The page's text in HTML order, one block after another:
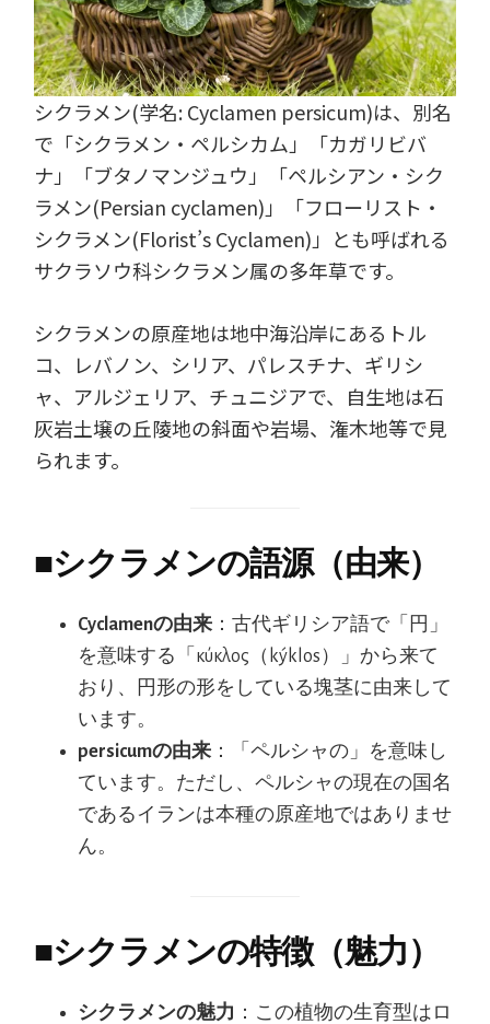
シクラメン(学名: Cyclamen persicum)は、別名
で「シクラメン・ペルシカム」「カガリビバ
ナ」「ブタノマンジュウ」「ペルシアン・シク
ラメン(Persian cyclamen)」「フローリスト・
シクラメン(Florist’s Cyclamen)」とも呼ばれる
サクラソウ科シクラメン属の多年草です。
シクラメンの原産地は地中海沿岸にあるトル
コ、レバノン、シリア、パレスチナ、ギリシ
ャ、アルジェリア、チュニジアで、自生地は石
灰岩土壌の丘陵地の斜面や岩場、潅木地等で見
られます。
■シクラメンの語源（由来）
Cyclamenの由来 ：古代ギリシア語で「円」
を意味する「κύκλος（kýklos）」から来て
おり、円形の形をしている塊茎に由来して
います。
persicumの由来 ：「ペルシャの」を意味し
ています。ただし、ペルシャの現在の国名
であるイランは本種の原産地ではありませ
ん。
■シクラメンの特徴（魅力）
シクラメンの魅力 ：この植物の生育型はロ